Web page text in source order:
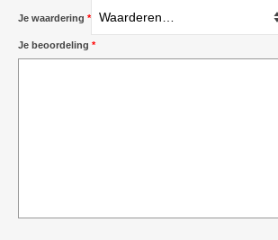
Je waardering *
Je beoordeling *